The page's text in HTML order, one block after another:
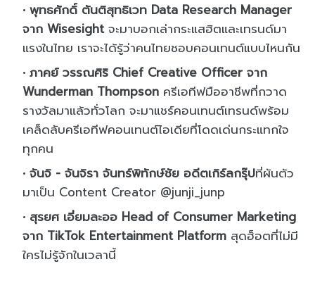
พุทธศักดิ์ ตันติสุทธิเวท Data Research Manager
จาก Wisesightจะมาบอกเล่ากระแสฮิตและเทรนด์มา
แรงในไทย เราจะได้รู้ว่าคนไทยชอบคอนเทนต์แบบไหนกัน
ภาคย์ วรรณศิริ Chief Creative Officer จาก
Wunderman Thompson ครีเอทีฟมืออาชีพที่กวาด
รางวัลมาแล้วทั่วโลก จะมาแชร์คอนเทนต์เทรนด์พร้อม
เคล็ดลับครีเอทีฟคอนเทนต์ไอเดียที่โดดเด่นกระแทกใจ
ทุกคน
จันจิ - จันจิรา จันทร์พิทักษ์ชัย อดีตเกิร์ลกรุ๊ปที่ผันตัว
มาเป็น Content Creator @junji_junp
สุรยศ เอี่ยมละออ Head of Consumer Marketing
จาก TikTok Entertainment Platform สุดฮ็อตที่ไม่มี
ใครไม่รู้จักในเวลานี้